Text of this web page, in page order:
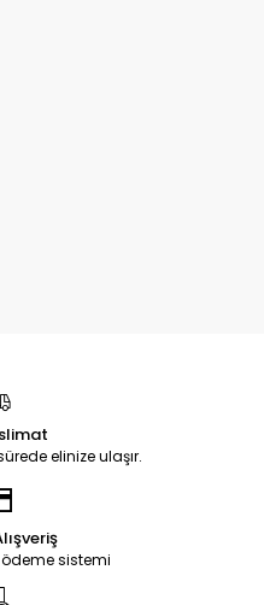
elinize ulaşır.
sistemi